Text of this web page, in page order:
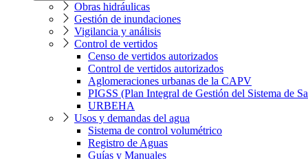
Obras hidráulicas
Gestión de inundaciones
Vigilancia y análisis
Control de vertidos
Censo de vertidos autorizados
Control de vertidos autorizados
Aglomeraciones urbanas de la CAPV
PIGSS (Plan Integral de Gestión del Sistema de
URBEHA
Usos y demandas del agua
Sistema de control volumétrico
Registro de Aguas
Guías y Manuales